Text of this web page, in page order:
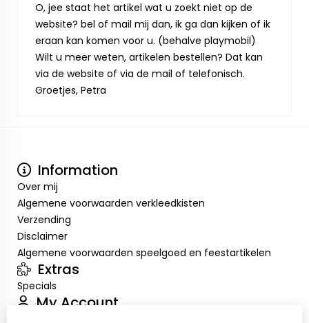
O, jee staat het artikel wat u zoekt niet op de
website? bel of mail mij dan, ik ga dan kijken of ik
eraan kan komen voor u. (behalve playmobil)
Wilt u meer weten, artikelen bestellen? Dat kan
via de website of via de mail of telefonisch.
Groetjes, Petra
Information
Over mij
Algemene voorwaarden verkleedkisten
Verzending
Disclaimer
Algemene voorwaarden speelgoed en feestartikelen
Extras
Specials
My Account